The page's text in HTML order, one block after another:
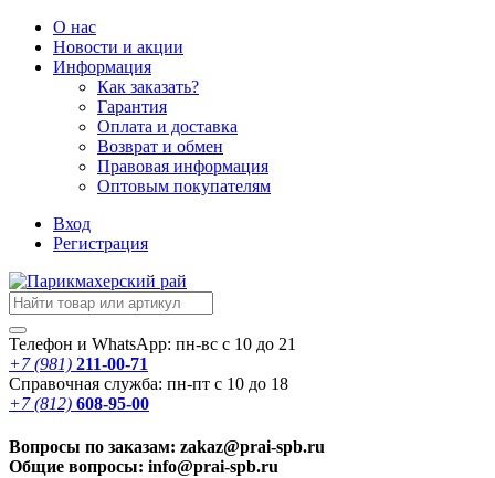
О нас
Новости и акции
Информация
Как заказать?
Гарантия
Оплата и доставка
Возврат и обмен
Правовая информация
Оптовым покупателям
Вход
Регистрация
Телефон и WhatsApp: пн-вс с 10 до 21
+7 (981) 211-00-71
Справочная служба: пн-пт с 10 до 18
+7 (812) 608-95-00
Вопросы по заказам: zakaz@prai-spb.ru
Общие вопросы: info@prai-spb.ru